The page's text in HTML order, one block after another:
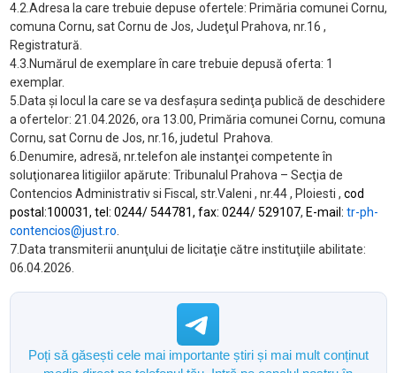
4.2.Adresa la care trebuie depuse ofertele: Primăria comunei Cornu,
comuna Cornu, sat Cornu de Jos, Judeţul Prahova, nr.16 ,
Registratură.
4.3.Numărul de exemplare în care trebuie depusă oferta: 1
exemplar.
5.Data şi locul la care se va desfaşura sedinţa publică de deschidere
a ofertelor: 21.04.2026, ora 13.00, Primăria comunei Cornu, comuna
Cornu, sat Cornu de Jos, nr.16, judetul
Prahova.
6.Denumire, adresă, nr.telefon ale instanţei competente în
soluţionarea litigiilor apărute: Tribunalul Prahova – Secţia de
Contencios Administrativ si Fiscal, str.Valeni , nr.44 , Ploiesti , cod
postal:100031, tel: 0244/ 544781, fax: 0244/ 529107, E-mail: tr-ph-
contencios@just.ro.
7.Data transmiterii anunţului de licitaţie către instituţiile abilitate:
06.04.2026.
Poți să găsești cele mai importante știri și mai mult conținut